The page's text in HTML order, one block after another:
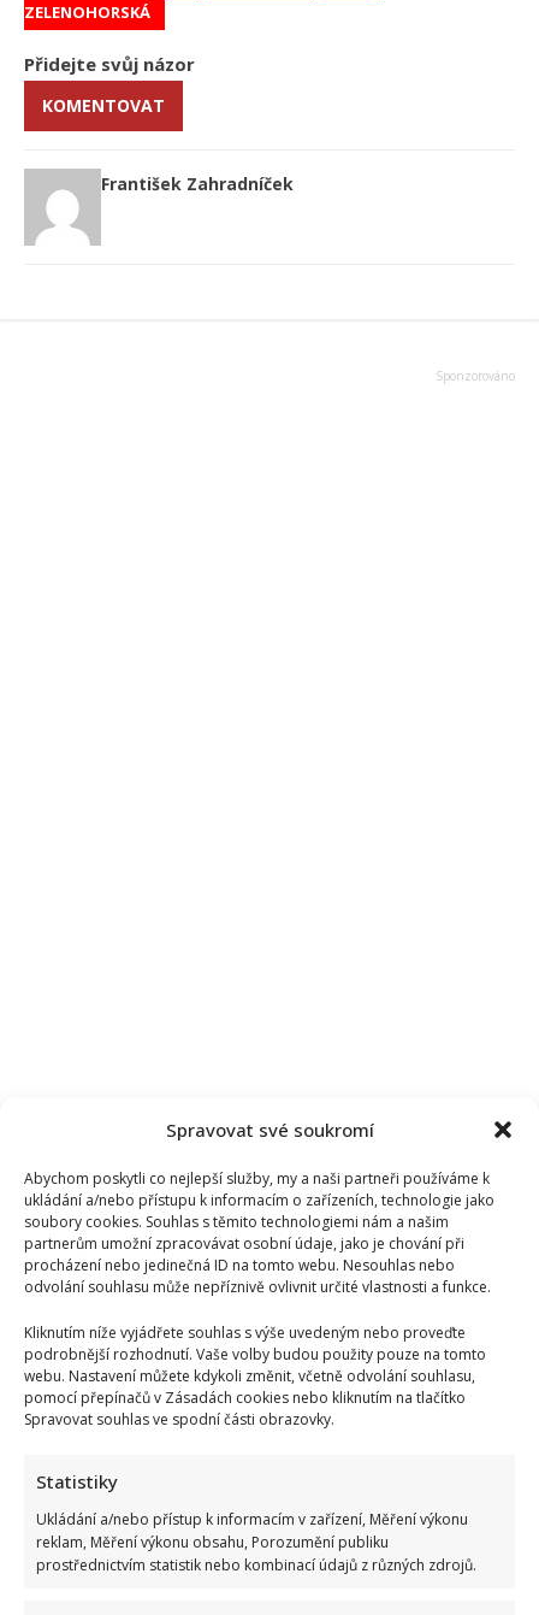
Spravovat své soukromí
Abychom poskytli co nejlepší služby, my a naši partneři používáme k
ukládání a/nebo přístupu k informacím o zařízeních, technologie jako
soubory cookies. Souhlas s těmito technologiemi nám a našim
partnerům umožní zpracovávat osobní údaje, jako je chování při
procházení nebo jedinečná ID na tomto webu. Nesouhlas nebo
odvolání souhlasu může nepříznivě ovlivnit určité vlastnosti a funkce.
Kliknutím níže vyjádřete souhlas s výše uvedeným nebo proveďte
podrobnější rozhodnutí. Vaše volby budou použity pouze na tomto
webu. Nastavení můžete kdykoli změnit, včetně odvolání souhlasu,
pomocí přepínačů v Zásadách cookies nebo kliknutím na tlačítko
Spravovat souhlas ve spodní části obrazovky.
Statistiky
Ukládání a/nebo přístup k informacím v zařízení, Měření výkonu
reklam, Měření výkonu obsahu, Porozumění publiku
prostřednictvím statistik nebo kombinací údajů z různých zdrojů.
ZELENOHORSKÁ
Přidejte svůj názor
KOMENTOVAT
František Zahradníček